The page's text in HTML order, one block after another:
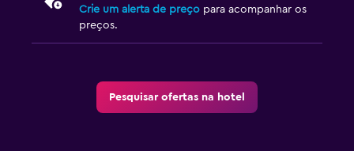
Crie um alerta de preço para acompanhar os
preços.
Pesquisar ofertas na hotel